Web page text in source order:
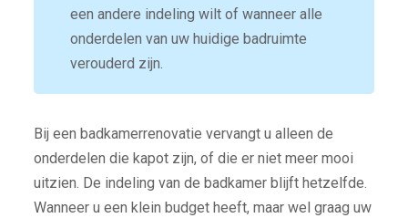
een andere indeling wilt of wanneer alle
onderdelen van uw huidige badruimte
verouderd zijn.
Bij een badkamerrenovatie vervangt u alleen de
onderdelen die kapot zijn, of die er niet meer mooi
uitzien. De indeling van de badkamer blijft hetzelfde.
Wanneer u een klein budget heeft, maar wel graag uw